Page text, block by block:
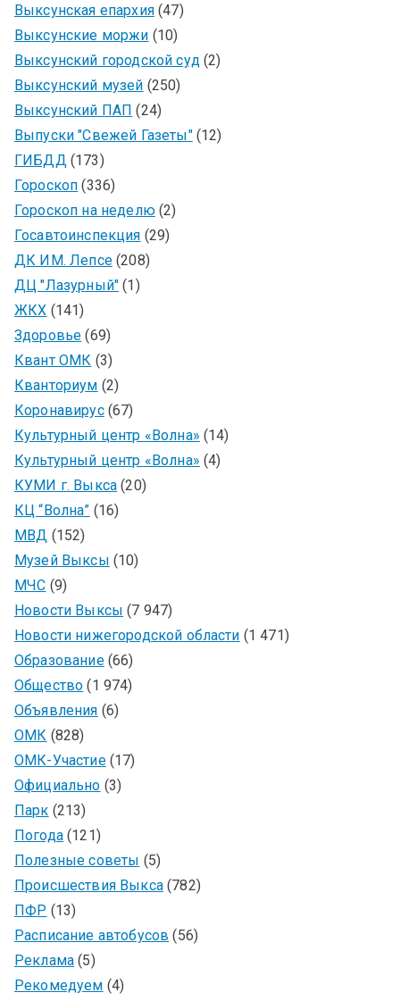
Выксунская епархия(47)
Выксунские моржи (10)
Выксунский городской суд (2)
Выксунский музей (250)
Выксунский ПАП (24)
Выпуски "Свежей Газеты"(12)
ГИБДД (173)
Гороскоп (336)
Гороскоп на неделю(2)
Госавтоинспекция (29)
ДК ИМ. Лепсе(208)
ДЦ "Лазурный" (1)
ЖКХ (141)
Здоровье (69)
Квант ОМК (3)
Кванториум (2)
Коронавирус(67)
Культурный центр «Волна» (14)
Культурный центр «Волна» (4)
КУМИ г. Выкса (20)
КЦ “Волна” (16)
МВД (152)
Музей Выксы (10)
МЧС (9)
Новости Выксы (7 947)
Новости нижегородской области (1 471)
Образование(66)
Общество (1 974)
Объявления (6)
ОМК (828)
ОМК-Участие(17)
Официально (3)
Парк (213)
Погода(121)
Полезные советы (5)
Происшествия Выкса(782)
ПФР (13)
Расписание автобусов (56)
Реклама (5)
Рекомедуем (4)